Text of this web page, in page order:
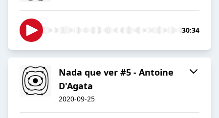
30:34
Nada que ver #5 - Antoine
D'Agata
2020-09-25